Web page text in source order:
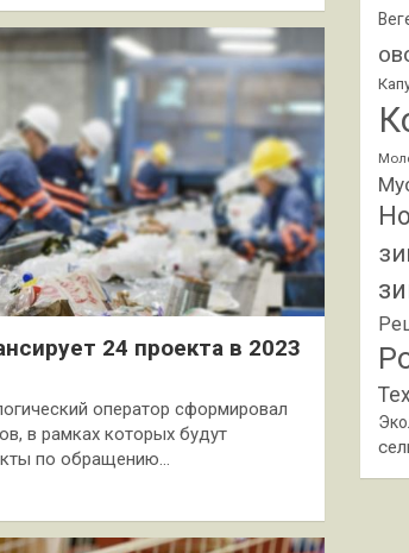
24 проекта в 2023
оператор сформировал
в рамках которых будут
по обращению…